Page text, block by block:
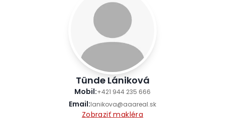
Tünde Lániková
Mobil:+421 944 235 666
Email:lanikova@aaareal.sk
Zobraziť makléra